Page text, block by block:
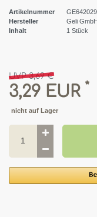
Artikelnummer
Hersteller
Geli GmbH
Inhalt
1 Stück
UVP 3,69 €
3,29 EUR *
nicht auf Lager